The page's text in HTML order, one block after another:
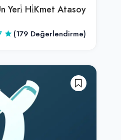
Yeri̇ Hi̇Kmet Atasoy
(179 Değerlendirme)